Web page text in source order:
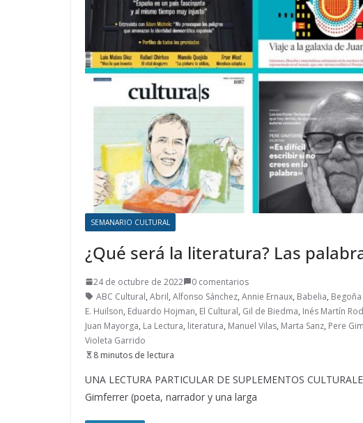
SEMANARIO CULTURAL
¿Qué será la literatura? Las
24 de octubre de 2022
0 comentarios
ABC Cultural, Abril, Alfonso Sánchez, Annie Ernaux, Babelia,
E. Huilson, Eduardo Hojman, El Cultural, Gil de Biedma, Inés Martín
Juan Mayorga, La Lectura, literatura, Manuel Vilas, Marta Sanz, Pere
Violeta Garrido
8 minutos de lectura
UNA LECTURA PARTICULAR DE SUPLEMENTOS
Gimferrer (poeta, narrador y una larga